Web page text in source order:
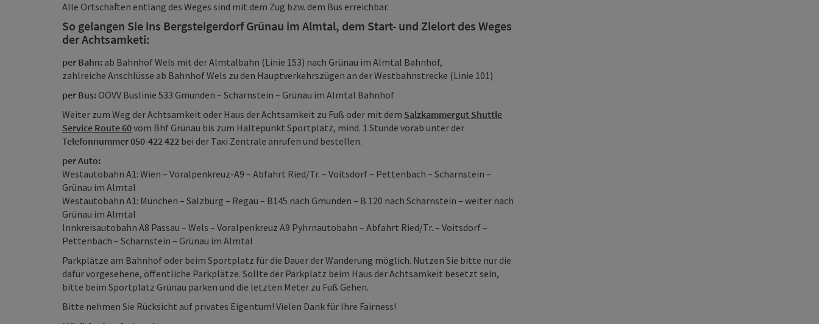
Alle Ortschaften entlang des Weges sind mit dem Zug bzw. dem Bus erreichbar.
So gelangen Sie ins Bergsteigerdorf Grünau im Almtal, dem Start- und Zielort des Weges
der Achtsamketi:
per Bahn: ab Bahnhof Wels mit der Almtalbahn (Linie 153) nach Grünau im Almtal Bahnhof,
zahlreiche Anschlüsse ab Bahnhof Wels zu den Hauptverkehrszügen an der Westbahnstrecke (Linie 101)
per Bus:OÖVV Buslinie 533 Gmunden – Scharnstein – Grünau im Almtal Bahnhof
Weiter zum Weg der Achtsamkeit oder Haus der Achtsamkeit zu Fuß oder mit dem Salzkammergut Shuttle
Service Route 60vom Bhf Grünau bis zum Haltepunkt Sportplatz, mind. 1 Stunde vorab unter der
Telefonnummer 050-422 422 bei der Taxi Zentrale anrufen und bestellen.
per Auto:
Westautobahn A1: Wien – Voralpenkreuz-A9 – Abfahrt Ried/Tr. – Voitsdorf – Pettenbach – Scharnstein –
Grünau im Almtal
Westautobahn A1: München – Salzburg – Regau – B145 nach Gmunden – B 120 nach Scharnstein – weiter nach
Grünau im Almtal
Innkreisautobahn A8 Passau – Wels – Voralpenkreuz A9 Pyhrnautobahn – Abfahrt Ried/Tr. – Voitsdorf –
Pettenbach – Scharnstein – Grünau im Almtal
Parkplätze am Bahnhof oder beim Sportplatz für die Dauer der Wanderung möglich. Nutzen Sie bitte nur die
dafür vorgesehene, öffentliche Parkplätze. Sollte der Parkplatz beim Haus der Achtsamkeit besetzt sein,
bitte beim Sportplatz Grünau parken und die letzten Meter zu Fuß Gehen.
Bitte nehmen Sie Rücksicht auf privates Eigentum! Vielen Dank für Ihre Fairness!